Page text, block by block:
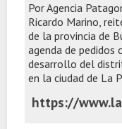
Por Agencia
Ricardo Marino,
de la provincia de
agenda de pedidos
desarrollo del
en la ciudad de La